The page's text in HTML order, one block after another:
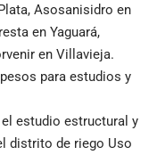
Asosanisidro en
en Yaguará,
en Villavieja.
para estudios y
estudio estructural y
distrito de riego Uso